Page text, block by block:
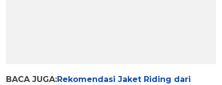
BACA JUGA:Rekomendasi Jaket Riding dari